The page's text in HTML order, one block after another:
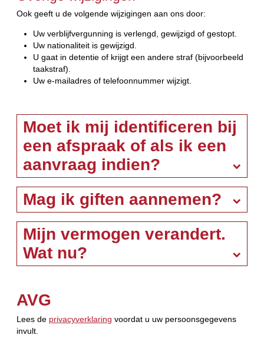
Ook geeft u de volgende wijzigingen aan ons door:
Uw verblijfvergunning is verlengd, gewijzigd of gestopt.
Uw nationaliteit is gewijzigd.
U gaat in detentie of krijgt een andere straf (bijvoorbeeld
taakstraf).
Uw e-mailadres of telefoonnummer wijzigt.
Moet ik mij identificeren bij
een afspraak of als ik een
aanvraag indien?
Mag ik giften aannemen?
Mijn vermogen verandert.
Wat nu?
AVG
Lees de privacyverklaring voordat u uw persoonsgegevens
invult.